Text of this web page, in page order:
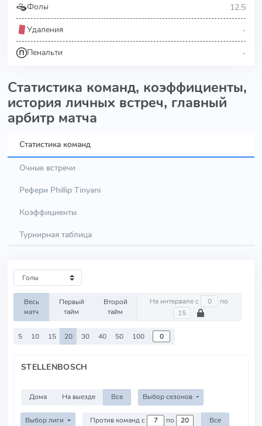
Фолы 12.5
Удаления -
Пенальти -
Статистика команд, коэффициенты,
история личных встреч, главный
арбитр матча
Статистика команд
Очные встречи
Рефери Phillip Tinyani
Коэффициенты
Турнирная таблица
Весь
матч
Первый
тайм
Второй
тайм
На интервале с по
5 10 15 20 30 40 50 100
STELLENBOSCH
Дома На выезде Все Выбор сезонов
Выбор лиги Против команд с по Все